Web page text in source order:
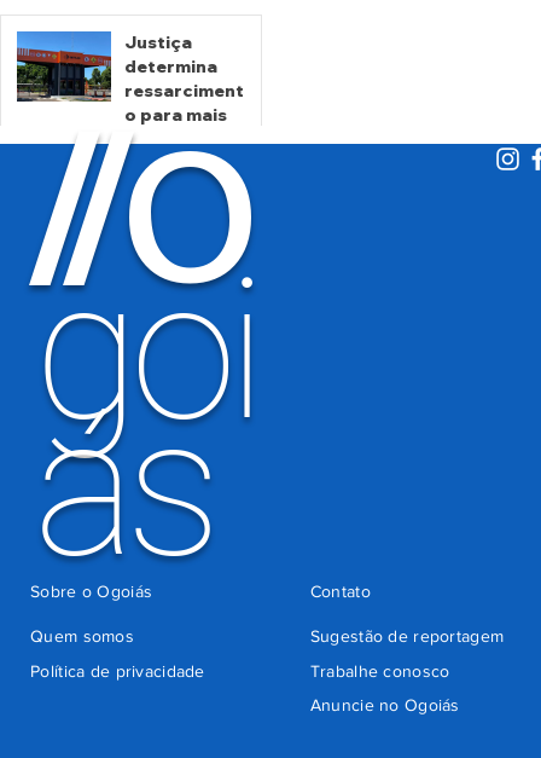
mortas em
Crixás
há 15 horas
Justiça
determina
ressarciment
o para mais
de 600 mil
motoristas
por
cobrança
indevida do
Detran-GO
há 4 dias
//O
goi
ás
Quem somos
Sugestão de reportagem
Trabalhe conosco
Política de privacidade
Anuncie no Ogoiás
Contato
Sobre o Ogoiás